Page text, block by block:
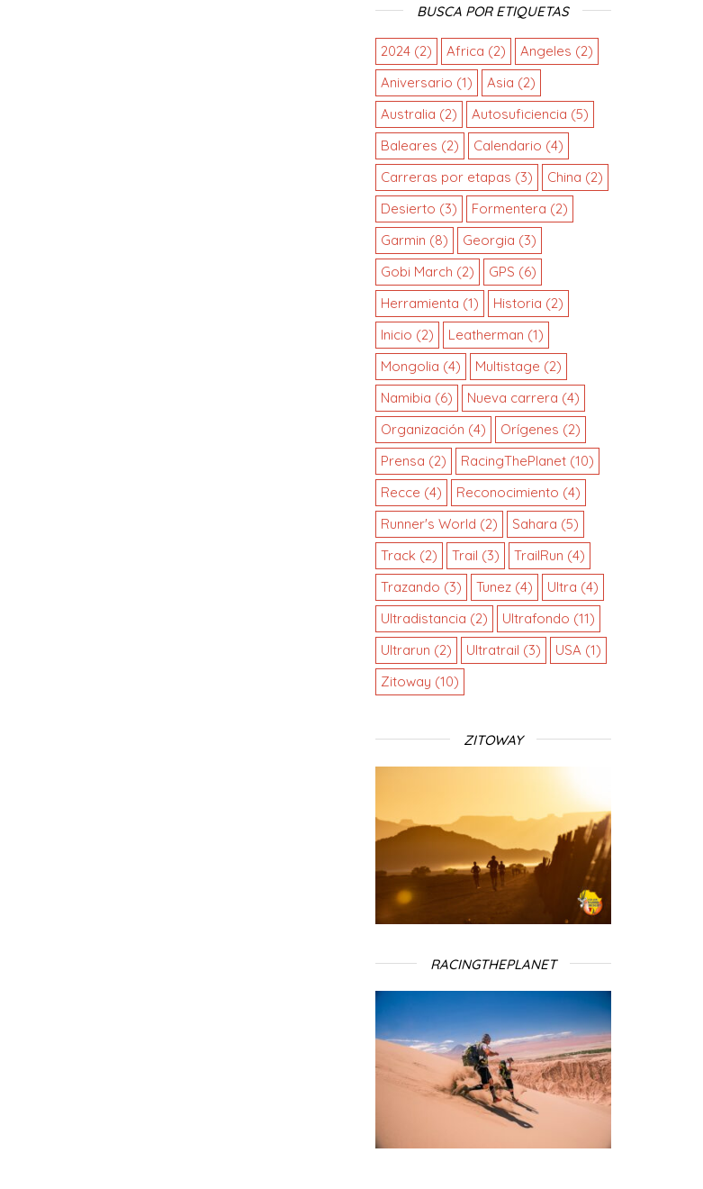
BUSCA POR ETIQUETAS
2024(2) Africa (2) Angeles (2)
Aniversario (1) Asia (2)
Australia (2) Autosuficiencia (5)
Baleares (2) Calendario (4)
Carreras por etapas (3) China (2)
Desierto (3) Formentera (2)
Garmin (8) Georgia (3)
Gobi March (2) GPS (6)
Herramienta (1) Historia (2)
Inicio (2) Leatherman (1)
Mongolia (4) Multistage (2)
Namibia (6) Nueva carrera (4)
Organización (4) Orígenes (2)
Prensa (2) RacingThePlanet(10)
Recce (4) Reconocimiento (4)
Runner's World (2) Sahara (5)
Track (2) Trail (3) TrailRun (4)
Trazando (3) Tunez(4) Ultra (4)
Ultradistancia (2) Ultrafondo (11)
Ultrarun (2) Ultratrail (3) USA (1)
Zitoway (10)
ZITOWAY
RACINGTHEPLANET